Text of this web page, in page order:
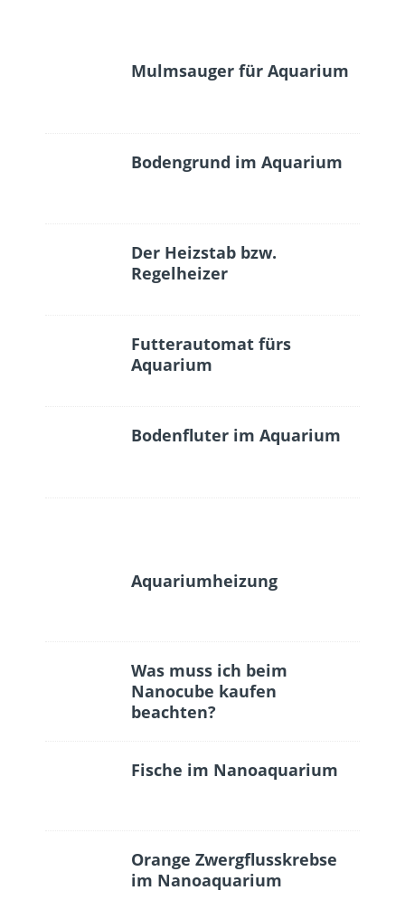
Mulmsauger für Aquarium
Bodengrund im Aquarium
Der Heizstab bzw.
Regelheizer
Futterautomat fürs
Aquarium
Bodenfluter im Aquarium
Aquariumheizung
Was muss ich beim
Nanocube kaufen
beachten?
Fische im Nanoaquarium
Orange Zwergflusskrebse
im Nanoaquarium